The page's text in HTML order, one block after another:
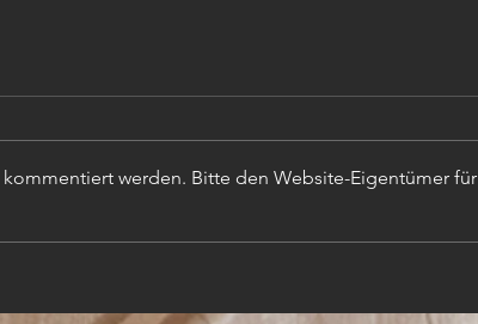
werden. Bitte den Website-Eigentümer für